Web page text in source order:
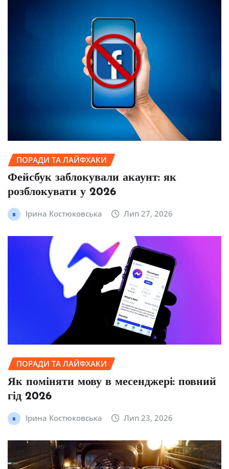
ПОРАДИ ТА ЛАЙФХАКИ
Фейсбук заблокували акаунт: як
розблокувати у 2026
Ірина Костюковська Лип 27, 2026
ПОРАДИ ТА ЛАЙФХАКИ
Як поміняти мову в месенджері: повний
гід 2026
Ірина Костюковська Лип 23, 2026